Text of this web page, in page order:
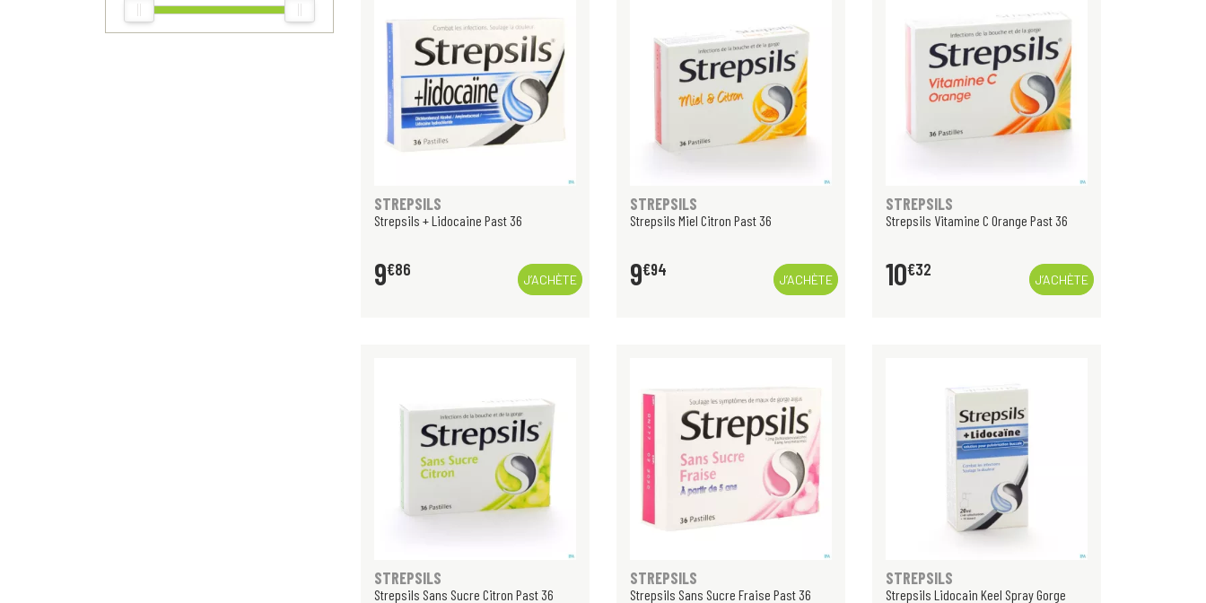
STREPSILS
Strepsils + Lidocaine Past 36
9€86
J’ACHÈTE
STREPSILS
Strepsils Miel Citron Past 36
9€94
J’ACHÈTE
STREPSILS
Strepsils Vitamine C Orange Past 36
10€32
J’ACHÈTE
STREPSILS
Strepsils Sans Sucre Citron Past 36
STREPSILS
Strepsils Sans Sucre Fraise Past 36
STREPSILS
Strepsils Lidocain Keel Spray Gorge